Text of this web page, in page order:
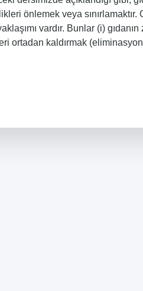
önlemek veya sınırlamaktır.
vardır. Bunlar (i)
ortadan kaldırmak